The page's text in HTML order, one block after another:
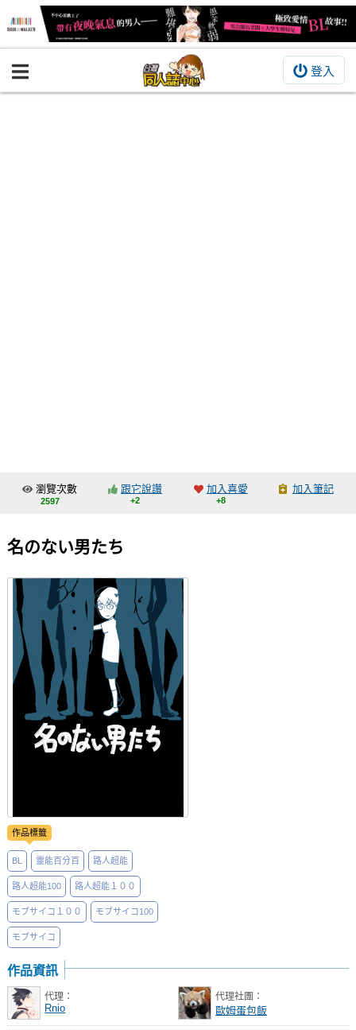
登入
BOOKY書集倉庫
交流中心
會員功能選單
會員中心
註冊會員
登入
瀏覽次數
2597
跟它說讚
+2
加入喜愛
+8
加入筆記
名のない男たち
作品標籤
BL 靈能百分百 路人超能
路人超能100 路人超能１００
モブサイコ１００ モブサイコ100
モブサイコ
作品資訊
代理：
Rnio
代理社團：
歐姆蛋包飯